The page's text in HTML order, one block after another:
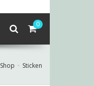
0
Shop Sticken